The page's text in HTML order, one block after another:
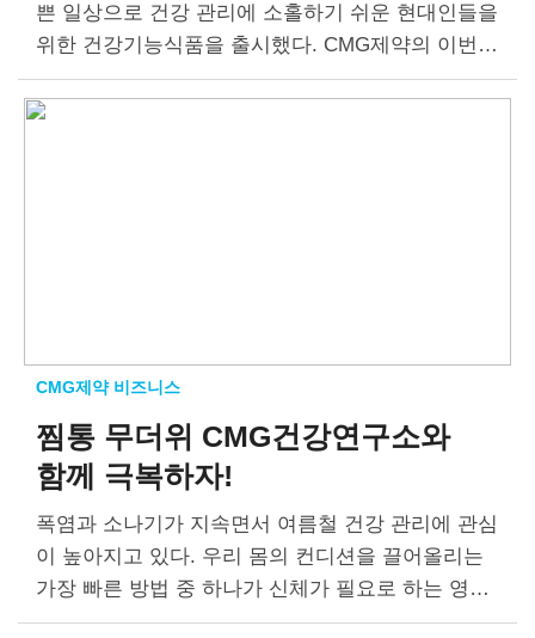
쁜 일상으로 건강 관리에 소홀하기 쉬운 현대인들을
위한 건강기능식품을 출시했다. CMG제약의 이번
신제품은 ▲루테인지아잔틴 미니 ▲뷰티N 저분자
피쉬콜라겐 ▲활력N 블랙마카 아르기닌 맥스 등 3
CMG제약 비즈니스
찜통 무더위 CMG건강연구소와
함께 극복하자!
폭염과 소나기가 지속면서 여름철 건강 관리에 관심
이 높아지고 있다. 우리 몸의 컨디션을 끌어올리는
가장 빠른 방법 중 하나가 신체가 필요로 하는 영양
소를 보충하는 것이다. 무더위에 특히 취약한 어린